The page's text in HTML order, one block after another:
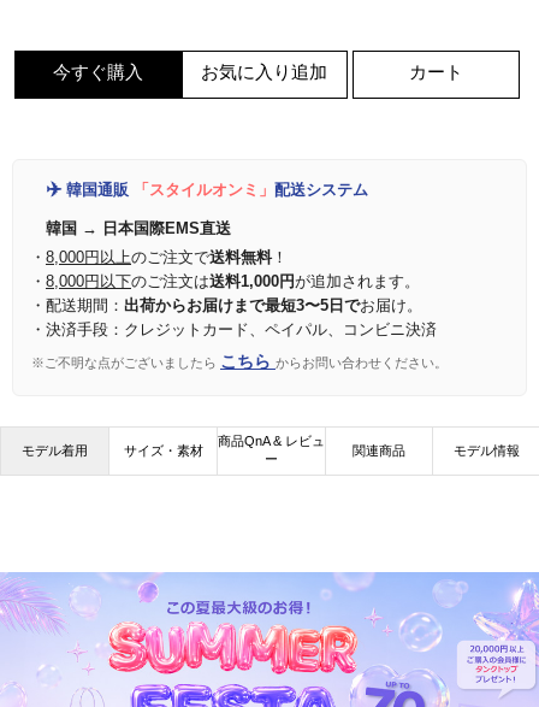
今すぐ購入 お気に入り追加 カート
✈️ 韓国通販 「スタイルオンミ」 配送システム
韓国 → 日本国際EMS直送
・ 8,000円以上のご注文で送料無料！
・ 8,000円以下のご注文は送料1,000円が追加されます。
・配送期間： 出荷からお届けまで最短3〜5日でお届け。
・決済手段：クレジットカード、ペイパル、コンビニ決済
※ご不明な点がございましたら こちら からお問い合わせください。
モデル着用 サイズ・素材
商品QnA & レビュ
ー
関連商品 モデル情報